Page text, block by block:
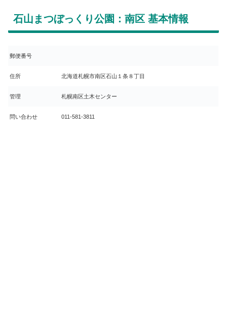
石山まつぼっくり公園：南区 基本情報
郵便番号
住所 北海道札幌市南区石山１条８丁目
管理 札幌南区土木センター
問い合わせ 011-581-3811